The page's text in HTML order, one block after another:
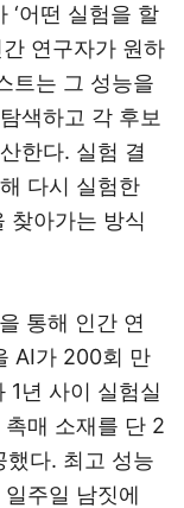
‘어떤 실험을 할
연구자가 원하
트는 그 성능을
색하고 각 후보
한다. 실험 결
다시 실험한
찾아가는 방식
통해 인간 연
AI가 200회 만
1년 사이 실험실
매 소재를 단 2
다. 최고 성능
주일 남짓에